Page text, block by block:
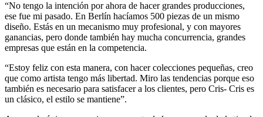
“No tengo la intención por ahora de hacer grandes producciones,
ese fue mi pasado. En Berlín hacíamos 500 piezas de un mismo
diseño. Estás en un mecanismo muy profesional, y con mayores
ganancias, pero donde también hay mucha concurrencia, grandes
empresas que están en la competencia.
“Estoy feliz con esta manera, con hacer colecciones pequeñas, creo
que como artista tengo más libertad. Miro las tendencias porque eso
también es necesario para satisfacer a los clientes, pero Cris- Cris es
un clásico, el estilo se mantiene”.